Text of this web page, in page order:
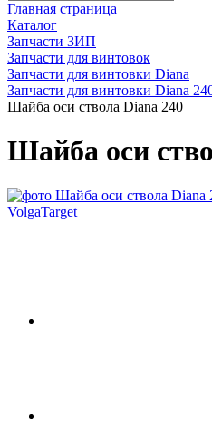
Главная страница
Каталог
Запчасти ЗИП
Запчасти для винтовок
Запчасти для винтовки Diana
Запчасти для винтовки Diana
Шайба оси ствола Diana 240
Шайба оси